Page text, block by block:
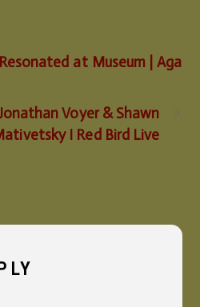
at Museum | Aga
Voyer & Shawn
I Red Bird Live